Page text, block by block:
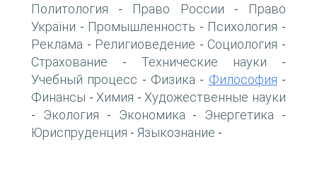
Политология - Право России -
Право
України - Промышленность - Психология -
Реклама - Религиоведение - Социология -
Страхование - Технические науки -
Учебный процесс - Физика - Философия -
Финансы - Химия - Художественные науки
- Экология - Экономика - Энергетика -
Юриспруденция - Языкознание -